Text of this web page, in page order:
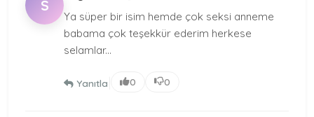
S
Ya süper bir isim hemde çok seksi anneme
babama çok teşekkür ederim herkese
selamlar...
Yanıtla 0 0